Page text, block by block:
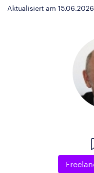
Aktualisiert am 15.06.2026